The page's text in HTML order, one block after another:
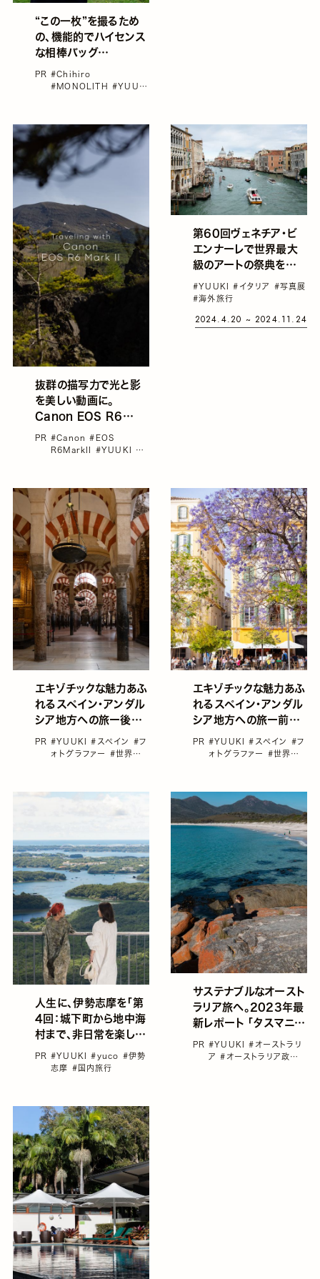
“この一枚”を撮るため
の、機能的でハイセンス
な相棒バッグ
「MONOLITH」
PR
#Chihiro
#MONOLITH #YUUKI
抜群の描写力で光と影
を美しい動画に。
Canon EOS R6
Mark IIで撮る旅の思
い出
PR #Canon#EOS
R6MarkII #YUUKI #
第60回ヴェネチア・ビ
エンナーレで世界最大
級のアートの祭典を満
喫する
#YUUKI#イタリア #写真展
#海外旅行
2024.4.20 ~ 2024.11.24
エキゾチックな魅力あふ
れるスペイン・アンダル
シア地方への旅ー後編
「コルドバ＆セビージャ
編」
PR #YUUKI#スペイン #フ
ォトグラファー #世界遺
エキゾチックな魅力あふ
れるスペイン・アンダル
シア地方への旅ー前編
「マラガ＆ミハス編」
PR #YUUKI#スペイン #フ
ォトグラファー #世界遺
人生に、伊勢志摩を「第
4回：城下町から地中海
村まで、非日常を楽しむ
PR #YUUKI#yuco #伊勢
志摩 #国内旅行
サステナブルなオースト
ラリア旅へ。2023年最
新レポート 「タスマニ
ア」編
PR #YUUKI#オーストラリ
ア#オーストラリア政府